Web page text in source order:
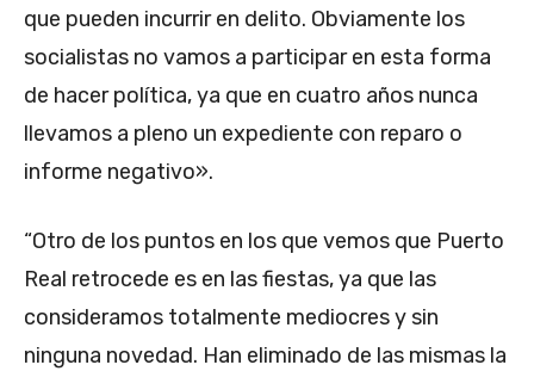
que pueden incurrir en delito. Obviamente los
socialistas no vamos a participar en esta forma
de hacer política, ya que en cuatro años nunca
llevamos a pleno un expediente con reparo o
informe negativo».
“Otro de los puntos en los que vemos que Puerto
Real retrocede es en las fiestas, ya que las
consideramos totalmente mediocres y sin
ninguna novedad. Han eliminado de las mismas la